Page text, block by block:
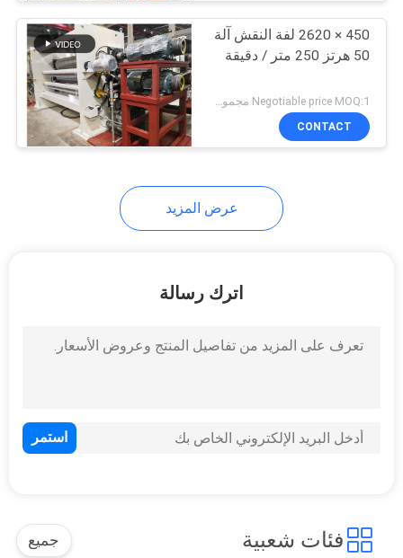
450 × 2620 لفة النقش آلة
50 هرتز 250 متر / دقيقة
Negotiable price MOQ:1 مجموعة
CONTACT
عرض المزيد
اترك رسالة
فئات شعبية جميع